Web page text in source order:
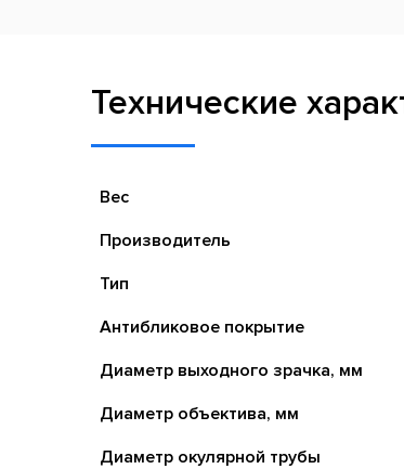
Технические
Вес
Производитель
Тип
Антибликовое покрытие
Диаметр выходного зрачка, мм
Диаметр объектива, мм
Диаметр окулярной трубы